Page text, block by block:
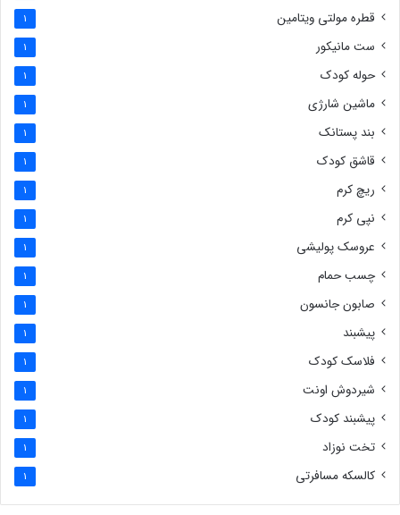
قطره مولتی ویتامین 1
ست مانیکور 1
حوله کودک 1
ماشین شارژی 1
بند پستانک 1
قاشق کودک 1
ریچ کرم 1
نپی کرم 1
عروسک پولیشی 1
چسب حمام 1
صابون جانسون 1
پیشبند 1
فلاسک کودک 1
شیردوش اونت 1
پیشبند کودک 1
تخت نوزاد 1
کالسکه مسافرتی 1